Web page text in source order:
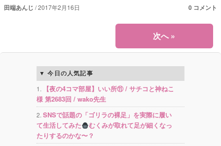
田端あんじ 2017年2月16日 0 コメント
次へ»
今日の人気記事
【夜の4コマ部屋】いい所⑪ / サチコと神ねこ
様 第2683回 / wako先生
SNSで話題の「ゴリラの裸足」を実際に履い
て生活してみた
むくみが取れて足が細くなっ
たりするのかな〜？